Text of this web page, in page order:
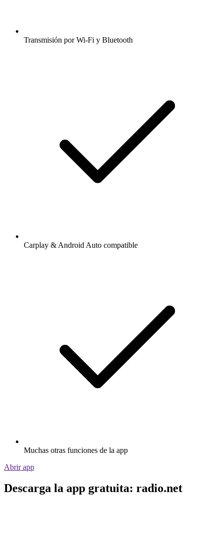
Transmisión por Wi-Fi y Bluetooth
Carplay & Android Auto compatible
Muchas otras funciones de la app
Abrir app
Descarga la app gratuita: radio.net